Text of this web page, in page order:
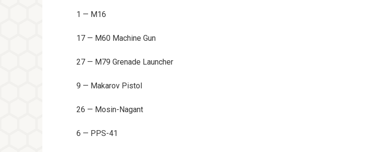
1 — M16
17 — M60 Machine Gun
27 — M79 Grenade Launcher
9 — Makarov Pistol
26 — Mosin-Nagant
6 — PPS-41